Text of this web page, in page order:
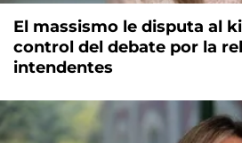
El massismo le disputa al
control del debate por la
intendentes